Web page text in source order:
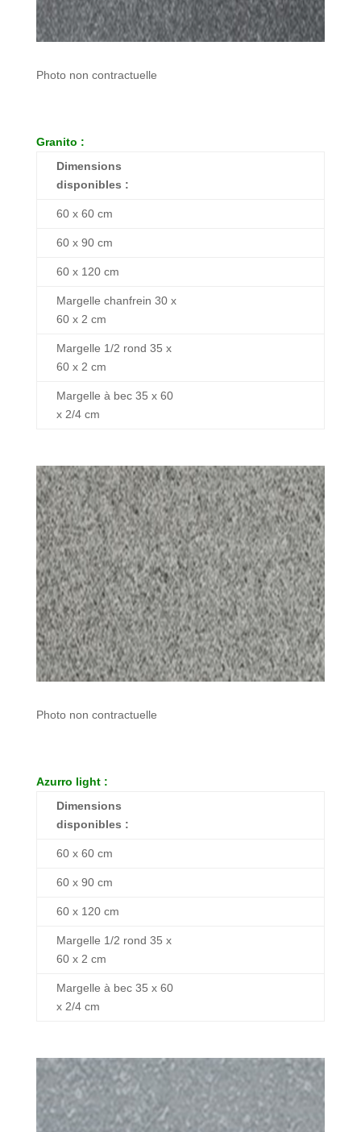
Photo non contractuelle
Granito :
Dimensions
disponibles :
60 x 60 cm
60 x 90 cm
60 x 120 cm
Margelle chanfrein 30 x
60 x 2 cm
Margelle 1/2 rond 35 x
60 x 2 cm
Margelle à bec 35 x 60
x 2/4 cm
Photo non contractuelle
Azurro light :
Dimensions
disponibles :
60 x 60 cm
60 x 90 cm
60 x 120 cm
Margelle 1/2 rond 35 x
60 x 2 cm
Margelle à bec 35 x 60
x 2/4 cm